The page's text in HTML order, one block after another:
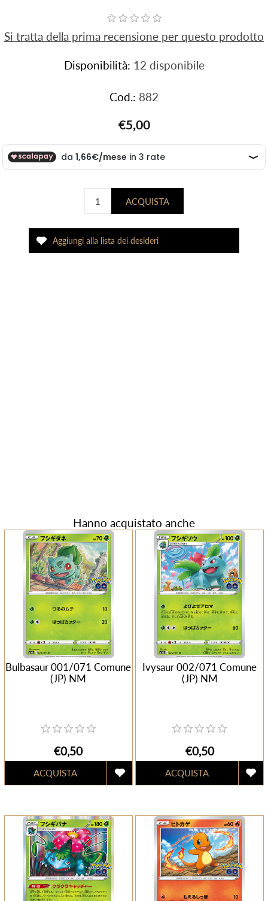
Si tratta della prima recensione per questo prodotto
Disponibilità: 12 disponibile
Cod.: 882
€5,00
Hanno acquistato anche
Bulbasaur 001/071 Comune
(JP) NM
€0,50
Ivysaur 002/071 Comune
(JP) NM
€0,50